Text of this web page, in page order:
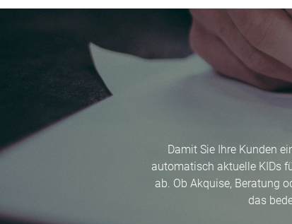
a
Damit Sie Ihre Kunden
automatisch aktuelle KIDs
ab. Ob Akquise, Beratung
das